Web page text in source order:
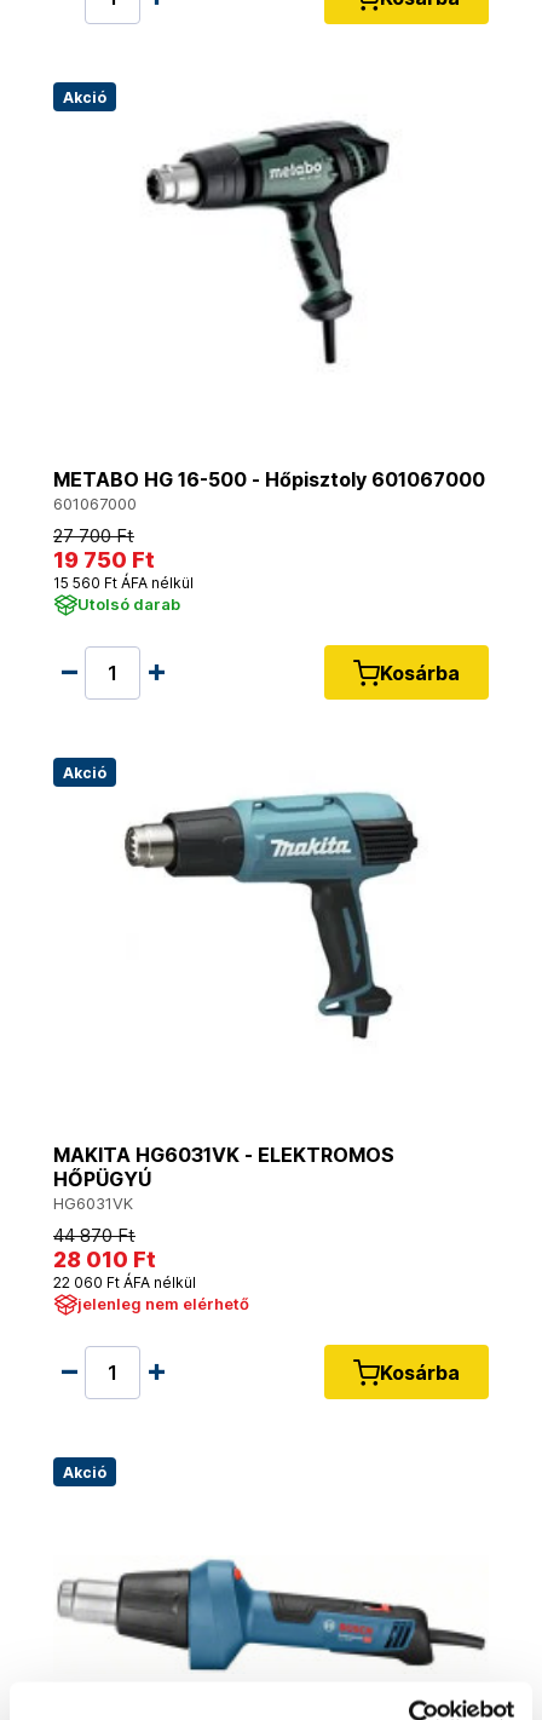
Akció
METABO HG 16-500 - Hőpisztoly 601067000
601067000
27 700 Ft
19 750 Ft
15 560 Ft ÁFA nélkül
Utolsó darab
Kosárba
Akció
MAKITA HG6031VK - ELEKTROMOS
HŐPÜGYÚ
HG6031VK
44 870 Ft
28 010 Ft
22 060 Ft ÁFA nélkül
jelenleg nem elérhető
Kosárba
Akció